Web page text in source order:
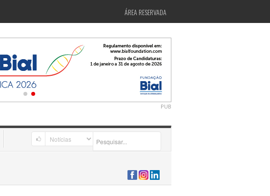
ÁREA RESERVADA
PUB
Preventiva»